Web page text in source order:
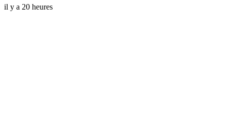
il y a 20 heures